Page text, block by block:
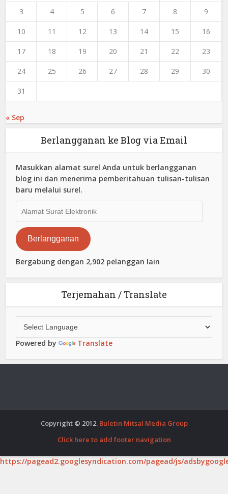
3 4 5 6 7 8 9
10 11 12 13 14 15 16
17 18 19 20 21 22 23
24 25 26 27 28 29 30
31
« Sep
Berlangganan ke Blog via Email
Masukkan alamat surel Anda untuk berlangganan
blog ini dan menerima pemberitahuan tulisan-tulisan
baru melalui surel.
Surat
Elektronik
Berlangganan
Bergabung dengan 2,902 pelanggan lain
Terjemahan / Translate
Powered by Translate
Copyright © 2012. Buletin Mitsal Media Group
Click here to add footer navigation
https://pagead2.googlesyndication.com/pagead/js/